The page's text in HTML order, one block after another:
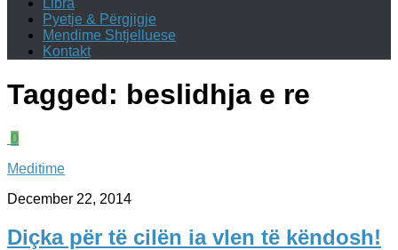
Libra
Pyetje & Përgjigje
Mendime Shtjelluese
Kontakt
Tagged: beslidhja e re
0
Meditime
December 22, 2014
Diçka për të cilën ia vlen të këndosh!